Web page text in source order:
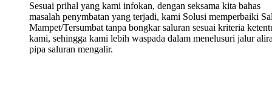
Sesuai prihal yang kami infokan, dengan seksama kita bahas
masalah penymbatan yang terjadi, kami Solusi memperbaiki
Mampet/Tersumbat tanpa bongkar saluran sesuai kriteria
kami, sehingga kami lebih waspada dalam menelusuri jalur
pipa saluran mengalir.